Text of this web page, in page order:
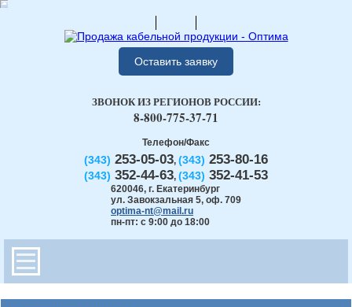
Оставить заявку
Телефон/Факс
(343) 253-05-03, (343) 253-80-16
(343) 352-44-63, (343) 352-41-53
620046, г. Екатеринбург
ул. Завокзальная 5, оф. 709
optima-nt@mail.ru
пн-пт: с 9:00 до 18:00
ЗВОНОК ИЗ РЕГИОНОВ РОССИИ:
8-800-775-37-71